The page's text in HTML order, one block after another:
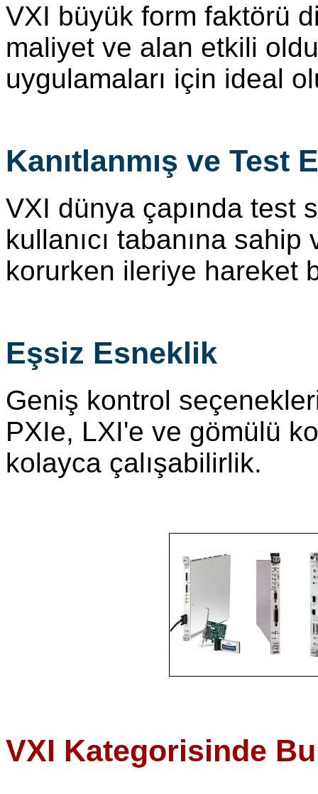
VXI büyük form faktörü
maliyet ve alan etkili
uygulamaları için ideal
Kanıtlanmış ve Test
VXI dünya çapında test
kullanıcı tabanına
korurken ileriye hareket
Eşsiz Esneklik
Geniş kontrol
PXIe, LXI'e ve gömülü
kolayca çalışabilirlik.
VXI Kategorisinde